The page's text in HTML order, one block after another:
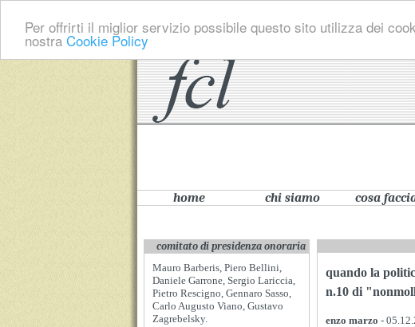
Per offrirti il miglior servizio possibile questo sito utilizza dei
nostra Cookie Policy
home chi siamo cosa
comitato di presidenza onoraria
Mauro Barberis, Piero Bellini,
Daniele Garrone, Sergio Lariccia,
Pietro Rescigno, Gennaro Sasso,
Carlo Augusto Viano, Gustavo
Zagrebelsky.
quando la
n.10 di
enzo marzo -